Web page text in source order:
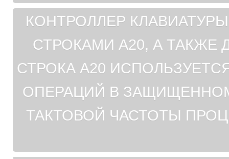
КОНТРОЛЛЕР
СТРОКАМИ A20, А
СТРОКА A20
ОПЕРАЦИЙ В
ТАКТОВОЙ ЧАСТОТЫ